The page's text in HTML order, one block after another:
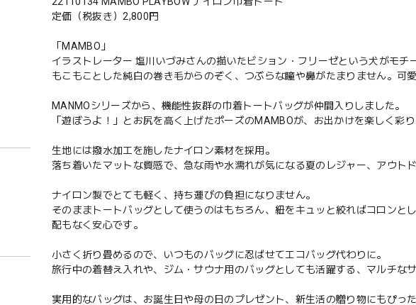
定価（税抜き）2,800円
「MAMBO」
イラストレーター 塩川いづみさんの描いたビション・フリーゼという犬がモチ
もこもことした純白の巻き毛からのぞく、つぶらな瞳や鼻がたまりません。可
MANMOシリーズから、機能性抜群の巾着トートバッグが仲間入りしました。
「遊ぼうよ！」とお尻を高く上げたポーズのMAMBOが、お出かけを楽しく彩
生地には撥水加工を施したナイロン素材を採用。
落ち着いたマットな質感で、急な雨や水濡れが気になる夏のレジャー、アウト
ナイロン製でとても軽く、持ち運びの負担になりません。
そのままトートバッグとして使うのはもちろん、紐をキュッと絞ればコロンと
配もなく安心です。
小さく折り畳めるので、いつものバッグに忍ばせてエコバッグ代わりに。
旅行中の着替え入れや、ジム・サウナ用のバッグとしても活躍する、マルチな
実用的なバッグは、お誕生日や母の日のプレゼント、新生活の贈り物にもぴっ